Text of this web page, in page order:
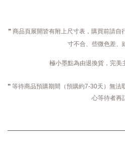
❞ 商品頁展開皆有附上尺寸表，購買前請自
寸不合、些微色差、
極小墨點為由退換貨，完美
❞ 等待商品預購期間（預購約7-30天）無法
心等待者再